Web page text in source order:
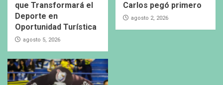
que Transformará el
Deporte en
Oportunidad Turística
agosto 5, 2026
Carlos pegó primero
agosto 2, 2026